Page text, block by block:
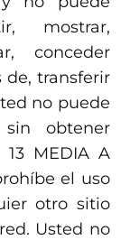
mostrar,
conceder
de, transferir
no puede
obtener
MEDIA A
el uso
otro sitio
Usted no